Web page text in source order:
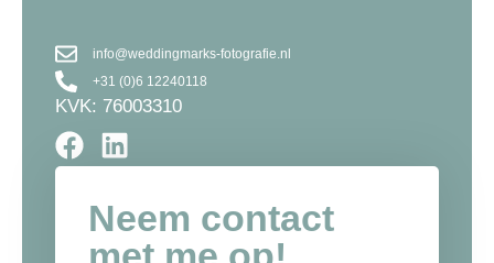
info@weddingmarks-fotografie.nl
+31 (0)6 12240118
KVK: 76003310
Neem contact